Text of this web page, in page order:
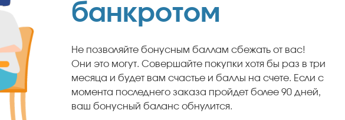
банкротом
Не позволяйте бонусным баллам сбежать от вас!
Они это могут. Совершайте покупки хотя бы раз в три
месяца и будет вам счастье и баллы на счете. Если с
момента последнего заказа пройдет более 90 дней,
ваш бонусный баланс обнулится.